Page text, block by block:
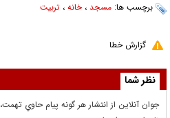
برچسب ها: مسجد ،خانه ، تربیت
گزارش خطا
نظر شما
جوان آنلاين از انتشار هر گونه پيام حاوي